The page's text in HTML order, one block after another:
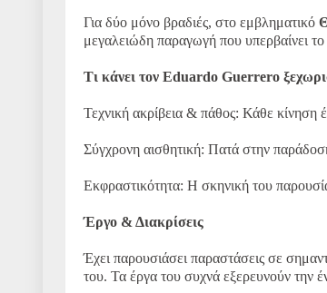
Για δύο μόνο βραδιές, στο εμβληματικό
μεγαλειώδη παραγωγή που υπερβαίνει
Τι κάνει τον Eduardo Guerrero
Τεχνική ακρίβεια & πάθος: Κάθε κίνηση
Σύγχρονη αισθητική: Πατά στην
Εκφραστικότητα: Η σκηνική του
Έργο & Διακρίσεις
Έχει παρουσιάσει παραστάσεις σε
του. Τα έργα του συχνά εξερευνούν την